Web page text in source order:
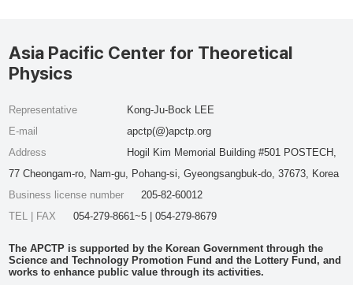
Asia Pacific Center for Theoretical
Physics
Representative
Kong-Ju-Bock LEE
E-mail
apctp(@)apctp.org
Address
Hogil Kim Memorial Building #501 POSTECH,
77 Cheongam-ro, Nam-gu, Pohang-si, Gyeongsangbuk-do, 37673, Korea
Business license number
205-82-60012
TEL | FAX
054-279-8661~5 | 054-279-8679
The APCTP is supported by the Korean Government through the
Science and Technology Promotion Fund and the Lottery Fund, and
works to enhance public value through its activities.